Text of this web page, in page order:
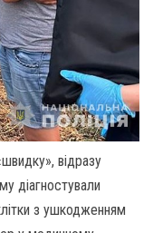
відразу
діагностували
з ушкодженням